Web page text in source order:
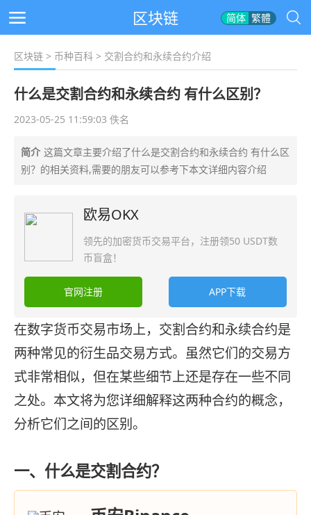
区块链 简体 繁體
区块链 > 币种百科 > 交割合约和永续合约介绍
什么是交割合约和永续合约 有什么区别？
2023-05-25 11:59:03 佚名
简介 这篇文章主要介绍了什么是交割合约和永续合约 有什么区
别？的相关资料,需要的朋友可以参考下本文详细内容介绍
欧易OKX
领先的加密货币交易平台，注册领50 USDT数
币盲盒！
官网注册 APP下载
在数字货币交易市场上，交割合约和永续合约是
两种常见的衍生品交易方式。虽然它们的交易方
式非常相似，但在某些细节上还是存在一些不同
之处。本文将为您详细解释这两种合约的概念，
分析它们之间的区别。
一、什么是交割合约？